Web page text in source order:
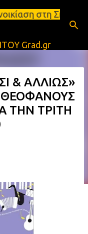
Ενοικιάσεις
Grad.gr
& ΑΛΛΙΩΣ»
ΘΕΟΦΑΝΟΥΣ
ΤΗΝ ΤΡΙΤΗ